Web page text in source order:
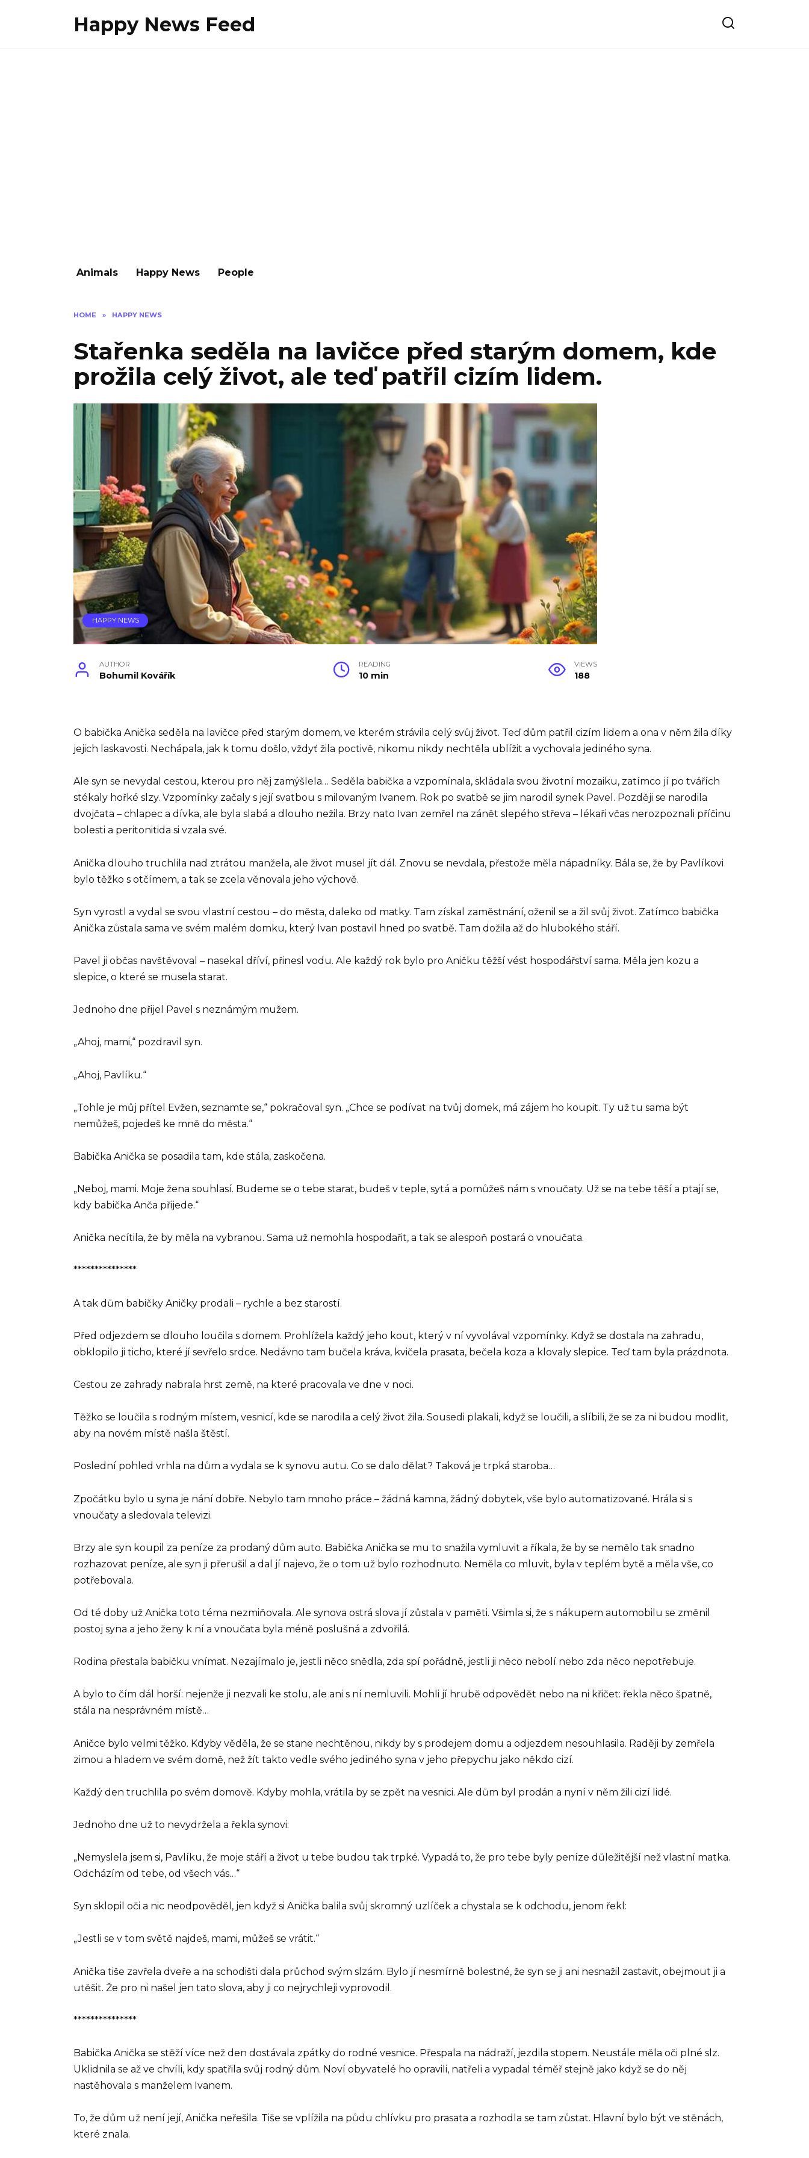
Happy News Feed
Animals Happy News People
HOME » HAPPY NEWS
Stařenka seděla na lavičce před starým domem, kde
prožila celý život, ale teď patřil cizím lidem.
HAPPY NEWS
AUTHOR
Bohumil Kovářík
READING
10 min
VIEWS
188
O babička Anička seděla na lavičce před starým domem, ve kterém strávila celý svůj život. Teď dům patřil cizím lidem a ona v něm žila díky
jejich laskavosti. Nechápala, jak k tomu došlo, vždyť žila poctivě, nikomu nikdy nechtěla ublížit a vychovala jediného syna.
Ale syn se nevydal cestou, kterou pro něj zamýšlela… Seděla babička a vzpomínala, skládala svou životní mozaiku, zatímco jí po tvářích
stékaly hořké slzy. Vzpomínky začaly s její svatbou s milovaným Ivanem. Rok po svatbě se jim narodil synek Pavel. Později se narodila
dvojčata – chlapec a dívka, ale byla slabá a dlouho nežila. Brzy nato Ivan zemřel na zánět slepého střeva – lékaři včas nerozpoznali příčinu
bolesti a peritonitida si vzala své.
Anička dlouho truchlila nad ztrátou manžela, ale život musel jít dál. Znovu se nevdala, přestože měla nápadníky. Bála se, že by Pavlíkovi
bylo těžko s otčímem, a tak se zcela věnovala jeho výchově.
Syn vyrostl a vydal se svou vlastní cestou – do města, daleko od matky. Tam získal zaměstnání, oženil se a žil svůj život. Zatímco babička
Anička zůstala sama ve svém malém domku, který Ivan postavil hned po svatbě. Tam dožila až do hlubokého stáří.
Pavel ji občas navštěvoval – nasekal dříví, přinesl vodu. Ale každý rok bylo pro Aničku těžší vést hospodářství sama. Měla jen kozu a
slepice, o které se musela starat.
Jednoho dne přijel Pavel s neznámým mužem.
„Ahoj, mami,“ pozdravil syn.
„Ahoj, Pavlíku.“
„Tohle je můj přítel Evžen, seznamte se,“ pokračoval syn. „Chce se podívat na tvůj domek, má zájem ho koupit. Ty už tu sama být
nemůžeš, pojedeš ke mně do města.“
Babička Anička se posadila tam, kde stála, zaskočena.
„Neboj, mami. Moje žena souhlasí. Budeme se o tebe starat, budeš v teple, sytá a pomůžeš nám s vnoučaty. Už se na tebe těší a ptají se,
kdy babička Anča přijede.“
Anička necítila, že by měla na vybranou. Sama už nemohla hospodařit, a tak se alespoň postará o vnoučata.
***************
A tak dům babičky Aničky prodali – rychle a bez starostí.
Před odjezdem se dlouho loučila s domem. Prohlížela každý jeho kout, který v ní vyvolával vzpomínky. Když se dostala na zahradu,
obklopilo ji ticho, které jí sevřelo srdce. Nedávno tam bučela kráva, kvičela prasata, bečela koza a klovaly slepice. Teď tam byla prázdnota.
Cestou ze zahrady nabrala hrst země, na které pracovala ve dne v noci.
Těžko se loučila s rodným místem, vesnicí, kde se narodila a celý život žila. Sousedi plakali, když se loučili, a slíbili, že se za ni budou modlit,
aby na novém místě našla štěstí.
Poslední pohled vrhla na dům a vydala se k synovu autu. Co se dalo dělat? Taková je trpká staroba…
Zpočátku bylo u syna je nání dobře. Nebylo tam mnoho práce – žádná kamna, žádný dobytek, vše bylo automatizované. Hrála si s
vnoučaty a sledovala televizi.
Brzy ale syn koupil za peníze za prodaný dům auto. Babička Anička se mu to snažila vymluvit a říkala, že by se nemělo tak snadno
rozhazovat peníze, ale syn ji přerušil a dal jí najevo, že o tom už bylo rozhodnuto. Neměla co mluvit, byla v teplém bytě a měla vše, co
potřebovala.
Od té doby už Anička toto téma nezmiňovala. Ale synova ostrá slova jí zůstala v paměti. Všimla si, že s nákupem automobilu se změnil
postoj syna a jeho ženy k ní a vnoučata byla méně poslušná a zdvořilá.
Rodina přestala babičku vnímat. Nezajímalo je, jestli něco snědla, zda spí pořádně, jestli ji něco nebolí nebo zda něco nepotřebuje.
A bylo to čím dál horší: nejenže ji nezvali ke stolu, ale ani s ní nemluvili. Mohli jí hrubě odpovědět nebo na ni křičet: řekla něco špatně,
stála na nesprávném místě…
Aničce bylo velmi těžko. Kdyby věděla, že se stane nechtěnou, nikdy by s prodejem domu a odjezdem nesouhlasila. Raději by zemřela
zimou a hladem ve svém domě, než žít takto vedle svého jediného syna v jeho přepychu jako někdo cizí.
Každý den truchlila po svém domově. Kdyby mohla, vrátila by se zpět na vesnici. Ale dům byl prodán a nyní v něm žili cizí lidé.
Jednoho dne už to nevydržela a řekla synovi:
„Nemyslela jsem si, Pavlíku, že moje stáří a život u tebe budou tak trpké. Vypadá to, že pro tebe byly peníze důležitější než vlastní matka.
Odcházím od tebe, od všech vás…“
Syn sklopil oči a nic neodpověděl, jen když si Anička balila svůj skromný uzlíček a chystala se k odchodu, jenom řekl:
„Jestli se v tom světě najdeš, mami, můžeš se vrátit.“
Anička tiše zavřela dveře a na schodišti dala průchod svým slzám. Bylo jí nesmírně bolestné, že syn se ji ani nesnažil zastavit, obejmout ji a
utěšit. Že pro ni našel jen tato slova, aby ji co nejrychleji vyprovodil.
***************
Babička Anička se stěží více než den dostávala zpátky do rodné vesnice. Přespala na nádraží, jezdila stopem. Neustále měla oči plné slz.
Uklidnila se až ve chvíli, kdy spatřila svůj rodný dům. Noví obyvatelé ho opravili, natřeli a vypadal téměř stejně jako když se do něj
nastěhovala s manželem Ivanem.
To, že dům už není její, Anička neřešila. Tiše se vplížila na půdu chlívku pro prasata a rozhodla se tam zůstat. Hlavní bylo být ve stěnách,
které znala.